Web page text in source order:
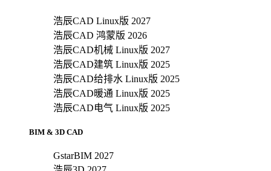
浩辰CAD Linux版 2027
浩辰CAD 鸿蒙版 2026
浩辰CAD机械 Linux版 2027
浩辰CAD建筑 Linux版 2025
浩辰CAD给排水 Linux版 2025
浩辰CAD暖通 Linux版 2025
浩辰CAD电气 Linux版 2025
BIM & 3D CAD
GstarBIM 2027